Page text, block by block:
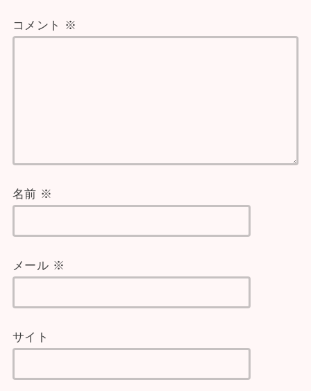
コメント ※
名前 ※
メール ※
サイト